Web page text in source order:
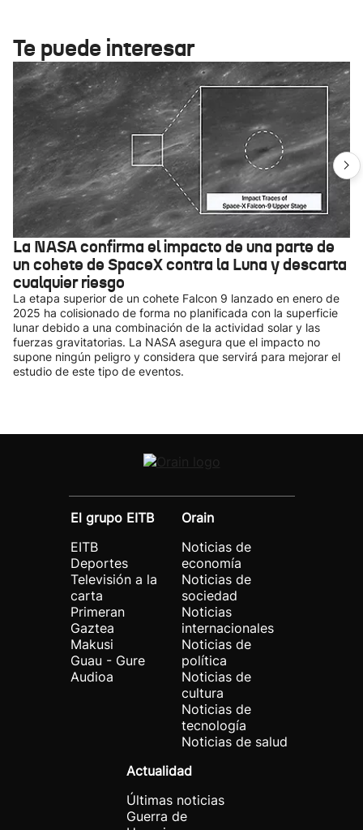
Te puede interesar
La NASA confirma el impacto de una parte de
un cohete de SpaceX contra la Luna y descarta
cualquier riesgo
La etapa superior de un cohete Falcon 9 lanzado en enero de
2025 ha colisionado de forma no planificada con la superficie
lunar debido a una combinación de la actividad solar y las
fuerzas gravitatorias. La NASA asegura que el impacto no
supone ningún peligro y considera que servirá para mejorar el
estudio de este tipo de eventos.
El grupo EITB
EITB
Deportes
Televisión a la
carta
Primeran
Gaztea
Makusi
Guau - Gure
Audioa
Orain
Noticias de
economía
Noticias de
sociedad
Noticias
internacionales
Noticias de
política
Noticias de
cultura
Noticias de
tecnología
Noticias de salud
Actualidad
Últimas noticias
Guerra de